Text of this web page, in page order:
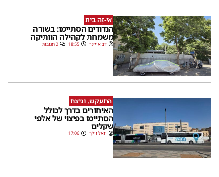
אֵי-זֶה בַּיִת
הנדודים הסתיימו: בשורה
משמחת לקהילה הוותיקה
דב אייזנר 18:55 2 תגובות
התעקש, וניצח
האיחורים בדרך לכולל
הסתיימו בפיצוי של אלפי
שקלים
יואל וולך 17:06